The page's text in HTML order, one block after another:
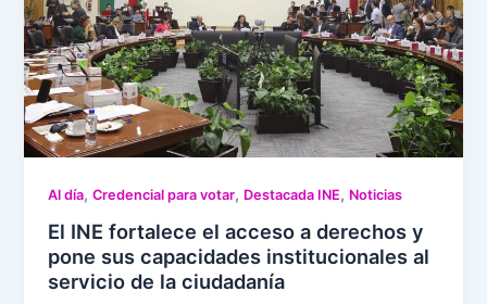
Al día,Credencial para votar, Destacada INE, Noticias
El INE fortalece el acceso a derechos y
pone sus capacidades institucionales al
servicio de la ciudadanía